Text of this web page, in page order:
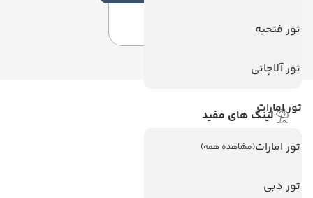
تور فتحیه
تور آلاچاتی
تور امارات
تور امارات(مشاهده همه)
تور دبی
لینک های مفید
درباره ما